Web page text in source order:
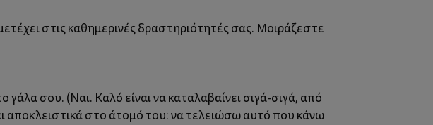
στις καθημερινές δραστηριότητές σας. Μοιράζεστε
σου. (Ναι. Καλό είναι να καταλαβαίνει σιγά-σιγά, από
αποκλειστικά στο άτομό του: να τελειώσω αυτό που κάνω